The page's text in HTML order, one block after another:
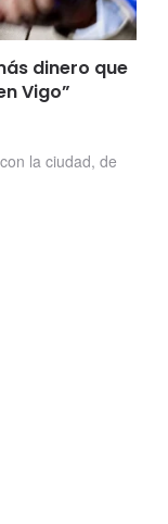
dinero que
Vigo”
la ciudad, de